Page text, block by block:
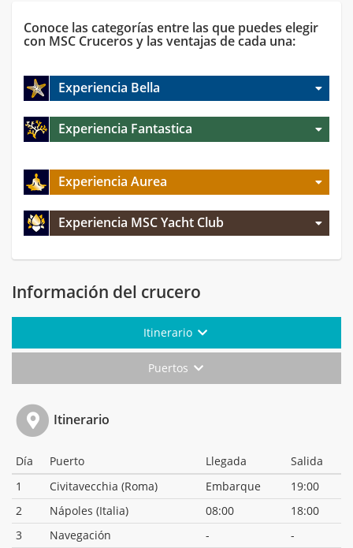
Conoce las categorías entre las que puedes elegir
con MSC Cruceros y las ventajas de cada una:
Experiencia Bella
Experiencia Fantastica
Experiencia Aurea
Experiencia MSC Yacht Club
Información del crucero
Itinerario
Puertos
Itinerario
Día Puerto Llegada
Salida
1
Civitavecchia (Roma) Embarque
19:00
2
Nápoles (Italia) 08:00
18:00
3
Navegación - -